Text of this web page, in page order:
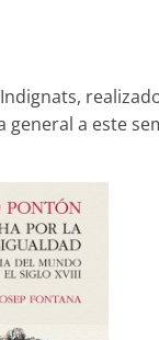
general a este